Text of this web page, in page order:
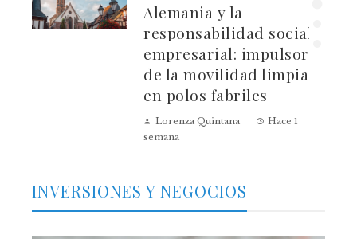
Alemania y la
responsabilidad social
empresarial: impulsores
de la movilidad limpia
en polos fabriles
Lorenza Quintana
Hace 1
semana
INVERSIONES Y NEGOCIOS